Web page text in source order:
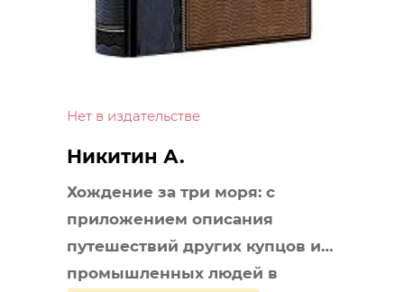
Нет в издательстве
Никитин А.
Хождение за три моря: с
приложением описания
путешествий других купцов и
промышленных людей в